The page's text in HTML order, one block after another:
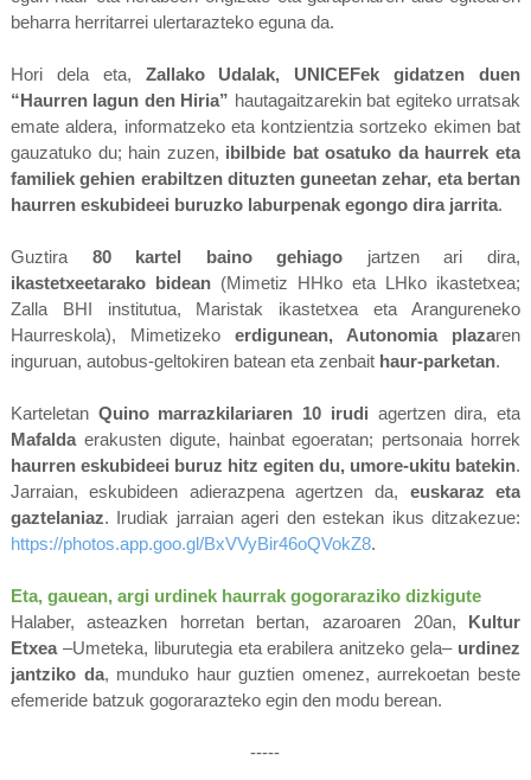
beharra herritarrei ulertarazteko eguna da.
Hori dela eta, Zallako Udalak, UNICEFek gidatzen duen
“Haurren lagun den Hiria” hautagaitzarekin bat egiteko urratsak
emate aldera, informatzeko eta kontzientzia sortzeko ekimen bat
gauzatuko du; hain zuzen, ibilbide bat osatuko da haurrek eta
familiek gehien erabiltzen dituzten guneetan zehar, eta bertan
haurren eskubideei buruzko laburpenak egongo dira jarrita.
Guztira 80 kartel baino gehiago jartzen ari dira,
ikastetxeetarako bidean (Mimetiz HHko eta LHko ikastetxea;
Zalla BHI institutua, Maristak ikastetxea eta Arangureneko
Haurreskola), Mimetizeko erdigunean, Autonomia plazaren
inguruan, autobus-geltokiren batean eta zenbait haur-parketan.
Karteletan Quino marrazkilariaren 10 irudi agertzen dira, eta
Mafalda erakusten digute, hainbategoeratan; pertsonaia horrek
haurren eskubideei buruz hitz egiten du, umore-ukitu batekin.
Jarraian,eskubideen adierazpena agertzen da, euskaraz eta
gaztelaniaz. Irudiak jarraian ageri den estekan ikus ditzakezue:
https://photos.app.goo.gl/BxVVyBir46oQVokZ8.
Eta, gauean, argi urdinek haurrak gogoraraziko dizkigute
Halaber, asteazken horretan bertan, azaroaren 20an, Kultur
Etxea–Umeteka, liburutegia eta erabileraanitzeko gela– urdinez
jantziko da, munduko haur guztien omenez, aurrekoetan beste
efemeride batzuk gogorarazteko egin den modu berean.
-----